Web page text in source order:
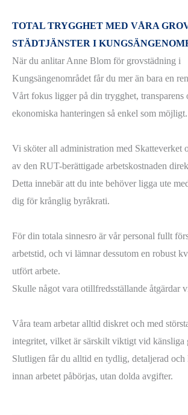
TOTAL TRYGGHET MED VÅRA
STÄDTJÄNSTER I
När du anlitar Anne Blom för grovstädning i
Kungsängenområdet får du mer än bara en
Vårt fokus ligger på din trygghet, transparens
ekonomiska hanteringen så enkel som möjligt.
Vi sköter all administration med Skatteverket
av den RUT-berättigade arbetskostnaden
Detta innebär att du inte behöver ligga ute
dig för krånglig byråkrati.
För din totala sinnesro är vår personal fullt
arbetstid, och vi lämnar dessutom en robust
utfört arbete.
Skulle något vara otillfredsställande åtgärdar
Våra team arbetar alltid diskret och med
integritet, vilket är särskilt viktigt vid känsliga
Slutligen får du alltid en tydlig, detaljerad
innan arbetet påbörjas, utan dolda avgifter.